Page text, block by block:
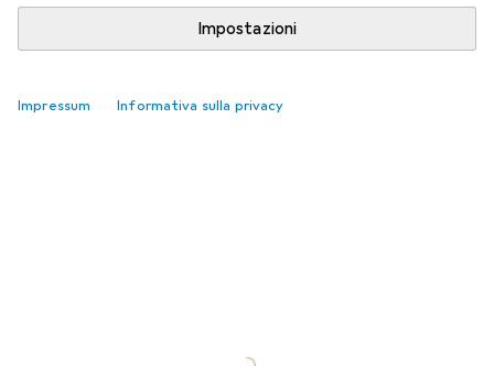
Impostazioni
Impressum Informativa sulla privacy